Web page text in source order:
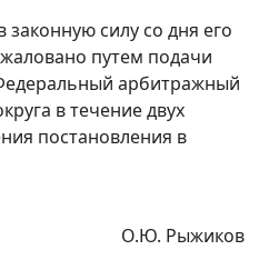
законную силу со дня его
путем подачи
арбитражный
в течение двух
постановления в
О.Ю. Рыжиков